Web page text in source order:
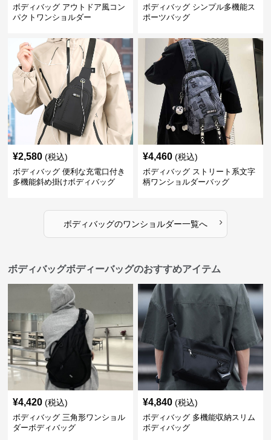
ボディバッグ アウトドア風コン
パクトワンショルダー
ボディバッグ シンプル多機能ス
ポーツバッグ
¥2,580 (税込)
ボディバッグ 便利な充電口付き
多機能斜め掛けボディバッグ
¥4,460 (税込)
ボディバッグ ストリート系文字
柄ワンショルダーバッグ
ボディバッグのワンショルダー一覧へ ›
ボディバッグボディーバッグのおすすめアイテム
¥4,420 (税込)
ボディバッグ 三角形ワンショル
ダーボディバッグ
¥4,840 (税込)
ボディバッグ 多機能収納スリム
ボディバッグ